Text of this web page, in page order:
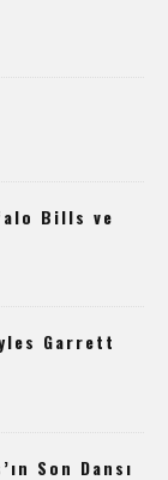
Bills ve
Garrett
Son Dansı